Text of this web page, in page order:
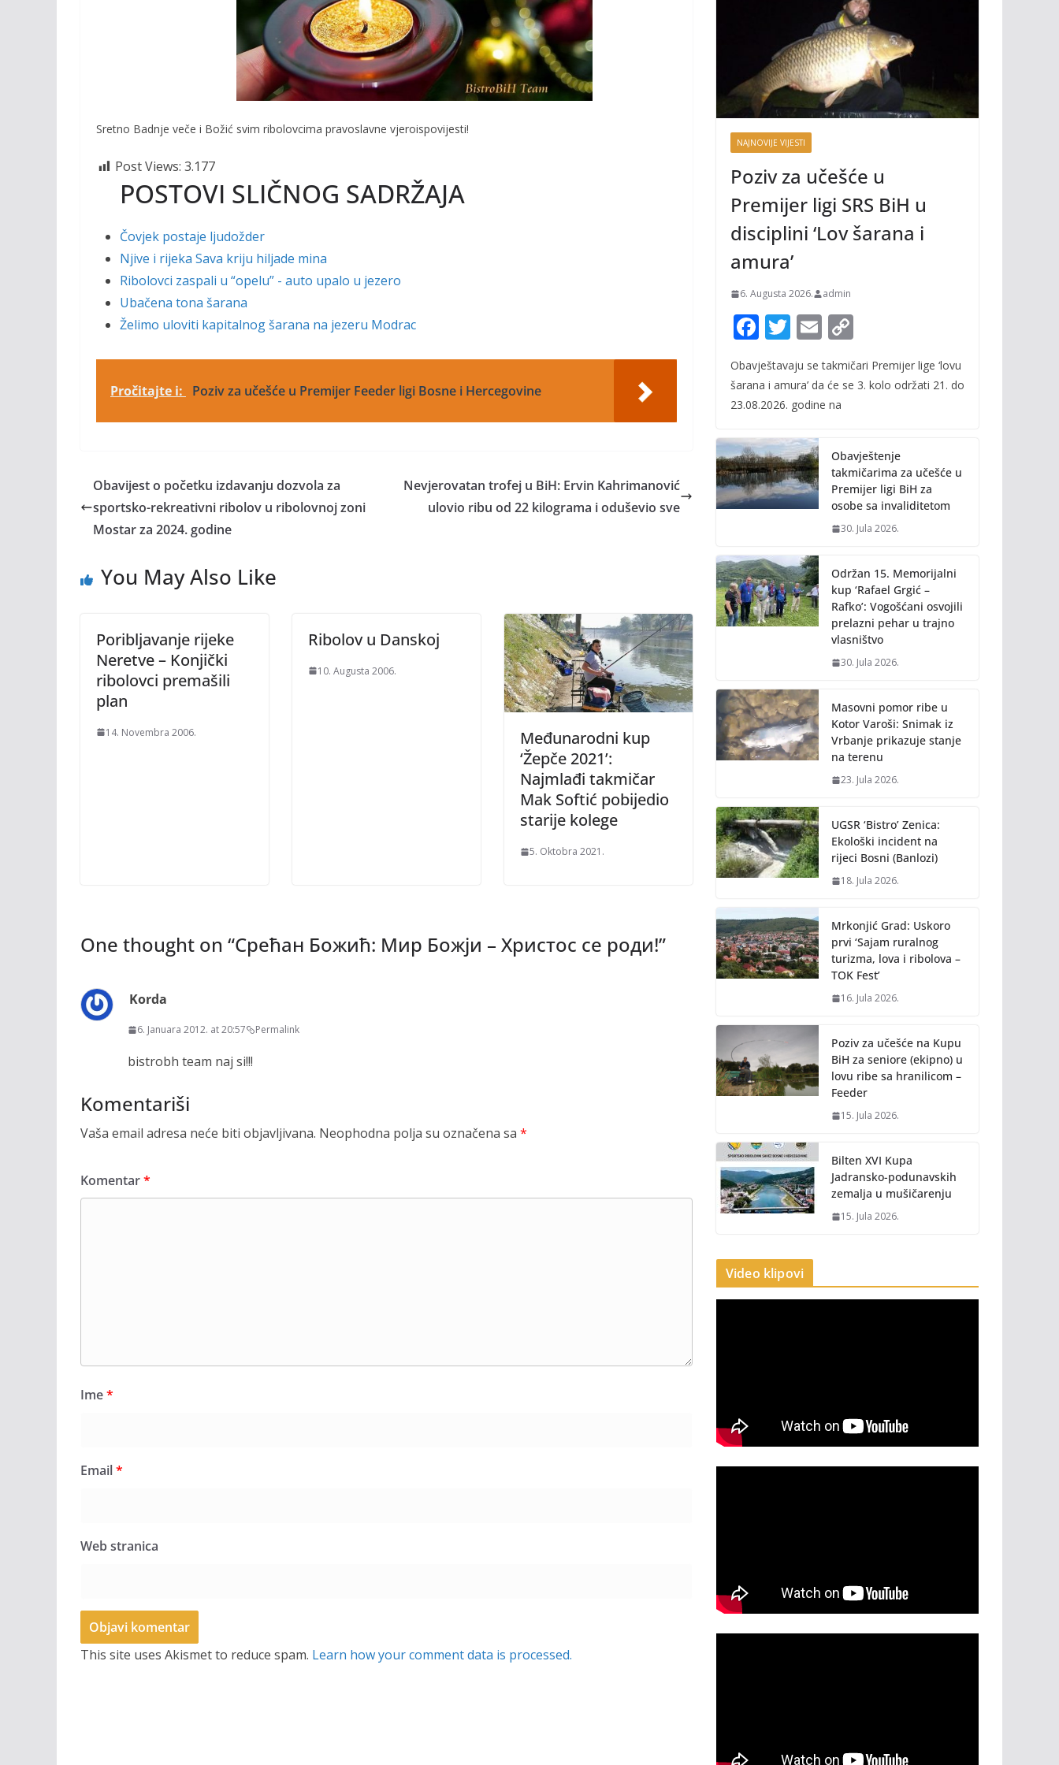
Sretno Badnje veče i Božić svim ribolovcima pravoslavne vjeroispovijesti!
Post Views: 3.177
POSTOVI SLIČNOG SADRŽAJA
Čovjek postaje ljudožder
Njive i rijeka Sava kriju hiljade mina
Ribolovci zaspali u “opelu” - auto upalo u jezero
Ubačena tona šarana
Želimo uloviti kapitalnog šarana na jezeru Modrac
Pročitajte i: Poziv za učešće u Premijer Feeder ligi Bosne i Hercegovine
Obavijest o početku izdavanju dozvola za
sportsko-rekreativni ribolov u ribolovnoj zoni
Mostar za 2024. godine
Nevjerovatan trofej u BiH: Ervin Kahrimanović
ulovio ribu od 22 kilograma i oduševio sve
You May Also Like
Poribljavanje rijeke
Neretve – Konjički
ribolovci premašili
plan
14. Novembra 2006.
Ribolov u Danskoj
10. Augusta 2006.
Međunarodni kup
‘Žepče 2021’:
Najmlađi takmičar
Mak Softić pobijedio
starije kolege
5. Oktobra 2021.
One thought on “Срећан Божић: Мир Божји – Христос се роди!”
Korda
6. Januara 2012. at 20:57 Permalink
bistrobh team naj si!!!
Komentariši
Vaša email adresa neće biti objavljivana. Neophodna polja su označena sa *
Komentar*
Ime*
Email*
Web stranica
This site uses Akismet to reduce spam. Learn how your comment data is processed.
NAJNOVIJE VIJESTI
Poziv za učešće u
Premijer ligi SRS BiH u
disciplini ‘Lov šarana i
amura’
6. Augusta 2026. admin
F
ac
e
b
o
k
T
itt
er
E
m
ai
l
o
p
n
k
Obavještavaju se takmičari Premijer lige ‘lovu
šarana i amura’ da će se 3. kolo održati 21. do
23.08.2026. godine na
Obavještenje
takmičarima za učešće u
Premijer ligi BiH za
osobe sa invaliditetom
30. Jula 2026.
Održan 15. Memorijalni
kup ‘Rafael Grgić –
Rafko’: Vogošćani osvojili
prelazni pehar u trajno
vlasništvo
30. Jula 2026.
Masovni pomor ribe u
Kotor Varoši: Snimak iz
Vrbanje prikazuje stanje
na terenu
23. Jula 2026.
UGSR ‘Bistro’ Zenica:
Ekološki incident na
rijeci Bosni (Banlozi)
18. Jula 2026.
Mrkonjić Grad: Uskoro
prvi ‘Sajam ruralnog
turizma, lova i ribolova –
TOK Fest’
16. Jula 2026.
Poziv za učešće na Kupu
BiH za seniore (ekipno) u
lovu ribe sa hranilicom –
Feeder
15. Jula 2026.
Bilten XVI Kupa
Jadransko-podunavskih
zemalja u mušičarenju
15. Jula 2026.
Video klipovi